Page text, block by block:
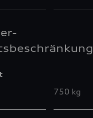
750 kg